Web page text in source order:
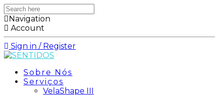
Search
here
Navigation
Account
Sign in / Register
Sobre Nós
Serviços
VelaShape III